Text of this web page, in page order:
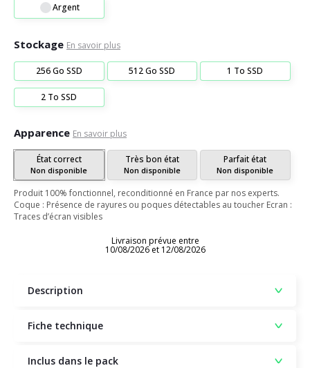
Argent
Stockage En savoir plus
256 Go SSD 512 Go SSD 1 To SSD
2 To SSD
Apparence En savoir plus
État correct
Non disponible
Très bon état
Non disponible
Parfait état
Non disponible
Produit 100% fonctionnel, reconditionné en France par nos experts.
Coque : Présence de rayures ou poques détectables au toucher Ecran :
Traces d’écran visibles
Livraison prévue entre
10/08/2026 et 12/08/2026
Description
Fiche technique
Inclus dans le pack